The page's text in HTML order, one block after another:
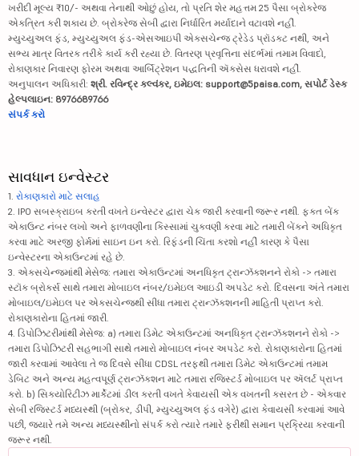
ખરીદી મૂલ્ય ₹10/- અથવા તેનાથી ઓછું હોય, તો પ્રતિ શેર મહત્તમ 25 પૈસા બ્રોકરેજ
એકત્રિત કરી શકાય છે. બ્રોકરેજ સેબી દ્વારા નિર્ધારિત મર્યાદાને વટાવશે નહીં.
મ્યુચ્યુઅલ ફંડ, મ્યુચ્યુઅલ ફંડ-એસઆઇપી એક્સચેન્જ ટ્રેડેડ પ્રૉડક્ટ નથી, અને
સભ્ય માત્ર વિતરક તરીકે કાર્ય કરી રહ્યા છે. વિતરણ પ્રવૃત્તિના સંદર્ભમાં તમામ વિવાદો,
રોકાણકાર નિવારણ ફોરમ અથવા આર્બિટ્રેશન પદ્ધતિની ઍક્સેસ ધરાવશે નહીં.
અનુપાલન અધિકારી: શ્રી. રવિન્દ્ર કલ્વંકર, ઇમેઇલ: support@5paisa.com, સપોર્ટ ડેસ્ક
હેલ્પલાઇન: 8976689766
સંપર્ક કરો
સાવધાન ઇન્વેસ્ટર
1. રોકાણકારો માટે સલાહ
2. IPO સબસ્ક્રાઇબ કરતી વખતે ઇન્વેસ્ટર દ્વારા ચેક જારી કરવાની જરૂર નથી. ફક્ત બેંક
એકાઉન્ટ નંબર લખો અને ફાળવણીના કિસ્સામાં ચુકવણી કરવા માટે તમારી બેંકને અધિકૃત
કરવા માટે અરજી ફોર્મમાં સાઇન ઇન કરો. રિફંડની ચિંતા કરશો નહીં કારણ કે પૈસા
ઇન્વેસ્ટરના એકાઉન્ટમાં રહે છે.
3. એક્સચેન્જમાંથી મેસેજ: તમારા એકાઉન્ટમાં અનધિકૃત ટ્રાન્ઝૅક્શનને રોકો -> તમારા
સ્ટૉક બ્રોકર્સ સાથે તમારા મોબાઇલ નંબર/ઇમેઇલ આઇડી અપડેટ કરો. દિવસના અંતે તમારા
મોબાઇલ/ઇમેઇલ પર એક્સચેન્જથી સીધા તમારા ટ્રાન્ઝૅક્શનની માહિતી પ્રાપ્ત કરો.
રોકાણકારોના હિતમાં જારી.
4. ડિપોઝિટરીમાંથી મેસેજ: a) તમારા ડિમેટ એકાઉન્ટમાં અનધિકૃત ટ્રાન્ઝૅક્શનને રોકો ->
તમારા ડિપોઝિટરી સહભાગી સાથે તમારો મોબાઇલ નંબર અપડેટ કરો. રોકાણકારોના હિતમાં
જારી કરવામાં આવેલા તે જ દિવસે સીધા CDSL તરફથી તમારા ડિમેટ એકાઉન્ટમાં તમામ
ડેબિટ અને અન્ય મહત્વપૂર્ણ ટ્રાન્ઝૅક્શન માટે તમારા રજિસ્ટર્ડ મોબાઇલ પર ઍલર્ટ પ્રાપ્ત
કરો. b) સિક્યોરિટીઝ માર્કેટમાં ડીલ કરતી વખતે કેવાયસી એક વખતની કસરત છે - એકવાર
સેબી રજિસ્ટર્ડ મધ્યસ્થી (બ્રોકર, ડીપી, મ્યુચ્યુઅલ ફંડ વગેરે) દ્વારા કેવાયસી કરવામાં આવે
પછી, જ્યારે તમે અન્ય મધ્યસ્થીનો સંપર્ક કરો ત્યારે તમારે ફરીથી સમાન પ્રક્રિયા કરવાની
જરૂર નથી.